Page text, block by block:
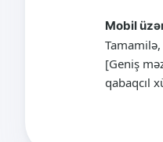
Mobil
Tamamilə,
[Geniş
qabaqcıl